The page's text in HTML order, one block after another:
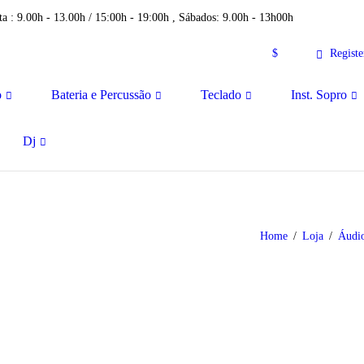
: 9.00h - 13.00h / 15:00h - 19:00h , Sábados: 9.00h - 13h00h
$
Bateria e Percussão Teclado Inst. Sopro
Dj
Home Loja